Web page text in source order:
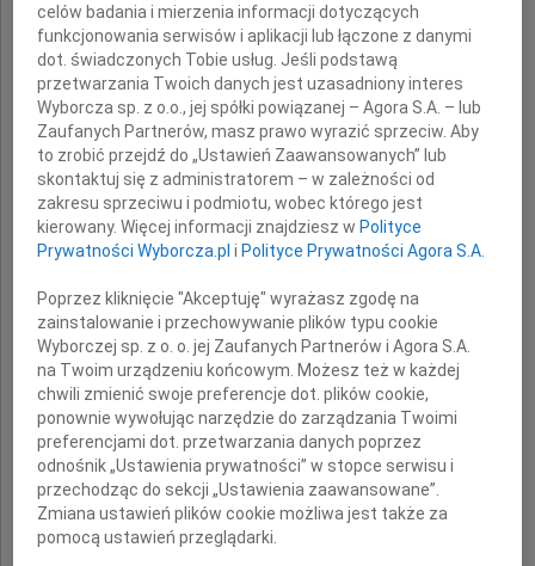
dr Lech Święcicki
przez wiele lat lekarz sportowy i działacz
Polskiego Związku Bokserskiego.
Rodzinie i Najbliższym
składamy wyrazy głębokiego współczucia
działacze i pracownicy
Polskiego Związku Bokserskiego
celów badania i mierzenia informacji dotyczących
funkcjonowania serwisów i aplikacji lub łączone z danymi
dot. świadczonych Tobie usług. Jeśli podstawą
przetwarzania Twoich danych jest uzasadniony interes
Wyborcza sp. z o.o., jej spółki powiązanej – Agora S.A. – lub
Zaufanych Partnerów, masz prawo wyrazić sprzeciw. Aby
to zrobić przejdź do „Ustawień Zaawansowanych” lub
skontaktuj się z administratorem – w zależności od
zakresu sprzeciwu i podmiotu, wobec którego jest
kierowany. Więcej informacji znajdziesz w Polityce
Prywatności Wyborcza.pl i Polityce Prywatności Agora S.A.
Poprzez kliknięcie "Akceptuję" wyrażasz zgodę na
zainstalowanie i przechowywanie plików typu cookie
Wyborczej sp. z o. o. jej Zaufanych Partnerów i Agora S.A.
na Twoim urządzeniu końcowym. Możesz też w każdej
chwili zmienić swoje preferencje dot. plików cookie,
ponownie wywołując narzędzie do zarządzania Twoimi
preferencjami dot. przetwarzania danych poprzez
odnośnik „Ustawienia prywatności” w stopce serwisu i
przechodząc do sekcji „Ustawienia zaawansowane”.
Zmiana ustawień plików cookie możliwa jest także za
pomocą ustawień przeglądarki.